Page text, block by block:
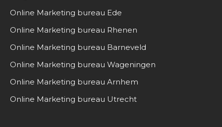
Online Marketing bureau Ede
Online Marketing bureau Rhenen
Online Marketing bureau Barneveld
Online Marketing bureau Wageningen
Online Marketing bureau Arnhem
Online Marketing bureau Utrecht